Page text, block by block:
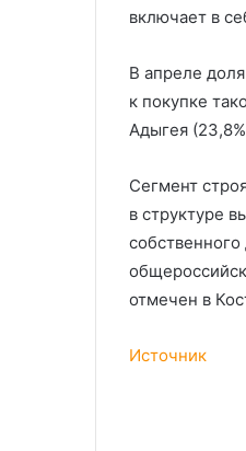
включает в
В апреле
к покупке
Адыгея
Сегмент
в структуре
отмечен в
Источник